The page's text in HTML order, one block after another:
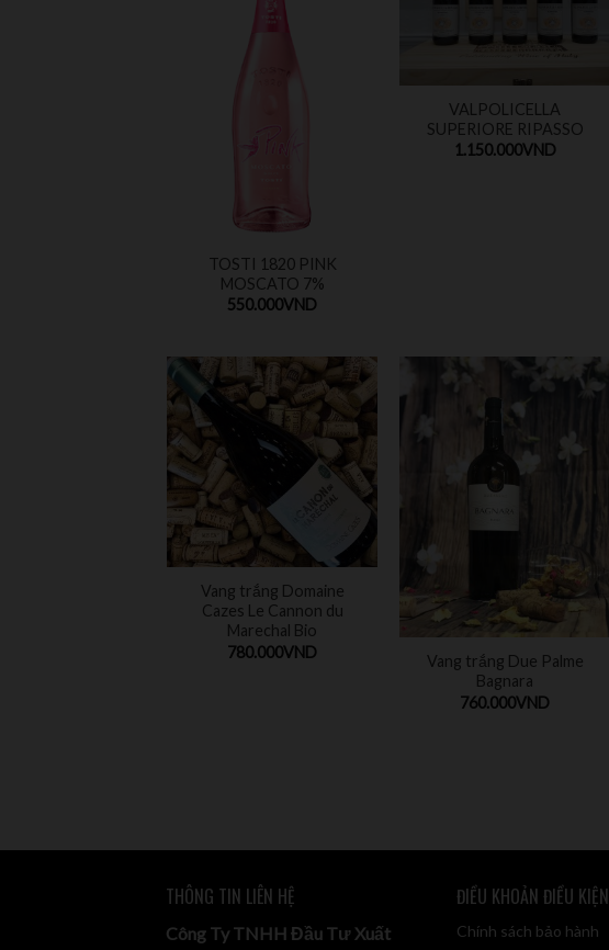
TOSTI 1820 PINK
MOSCATO 7%
550.000VND
VALPOLICELLA
SUPERIORE RIPASSO
1.150.000VND
Vang trắng Domaine
Cazes Le Cannon du
Marechal Bio
780.000VND
Vang trắng Due Palme
Bagnara
760.000VND
THÔNG TIN LIÊN HỆ
Công Ty TNHH Đầu Tư Xuất
ĐIỀU KHOẢN ĐIỀU KIỆN
Chính sách bảo hành